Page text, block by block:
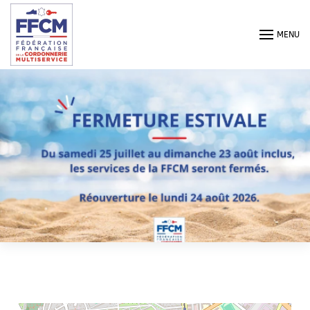
Passer au contenu principal MENU